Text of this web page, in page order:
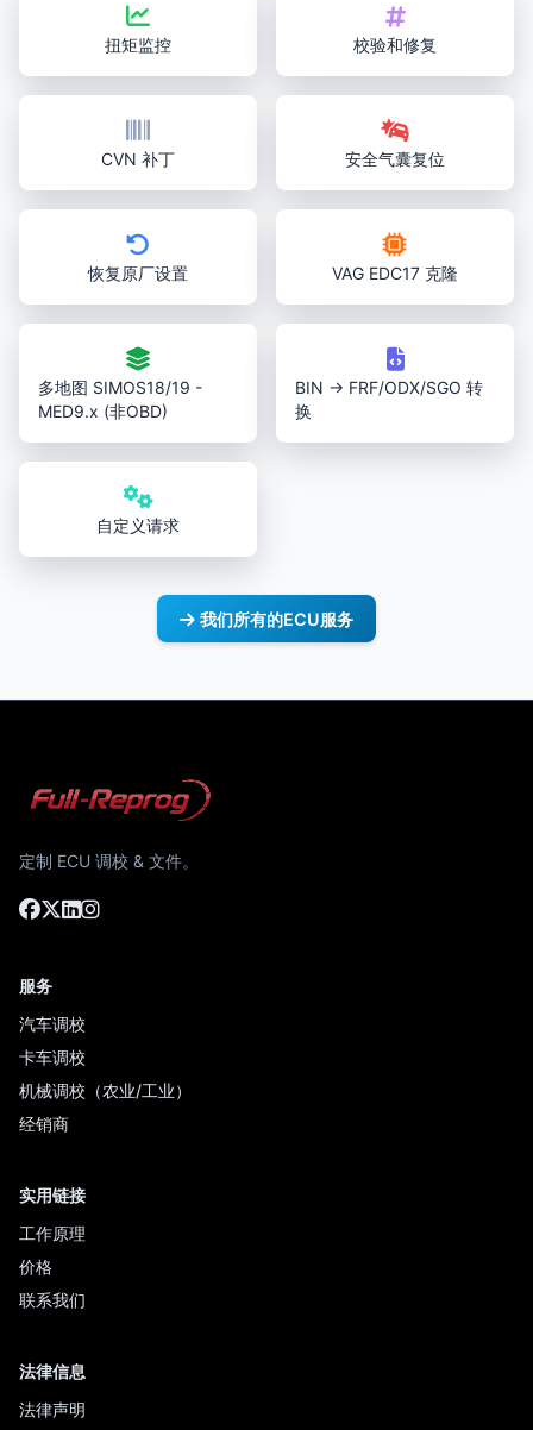
扭矩监控 校验和修复
CVN 补丁 安全气囊复位
恢复原厂设置 VAG EDC17 克隆
多地图 SIMOS18/19 -
MED9.x (非OBD)
BIN → FRF/ODX/SGO 转
换
自定义请求
我们所有的ECU服务
定制 ECU 调校 & 文件。
服务
汽车调校
卡车调校
机械调校（农业/工业）
经销商
实用链接
工作原理
价格
联系我们
法律信息
法律声明